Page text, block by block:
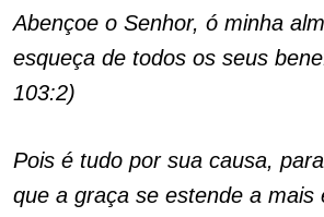
Abençoe o Senhor, ó minha
esqueça de todos os seus
103:2)
Pois é tudo por sua causa,
que a graça se estende a mais